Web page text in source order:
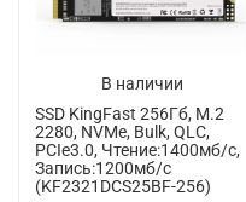
В наличии
SSD KingFast 256Гб, M.2
2280, NVMe, Bulk, QLC,
PCIe3.0, Чтение:1400мб/с,
Запись:1200мб/с
(KF2321DCS25BF-256)